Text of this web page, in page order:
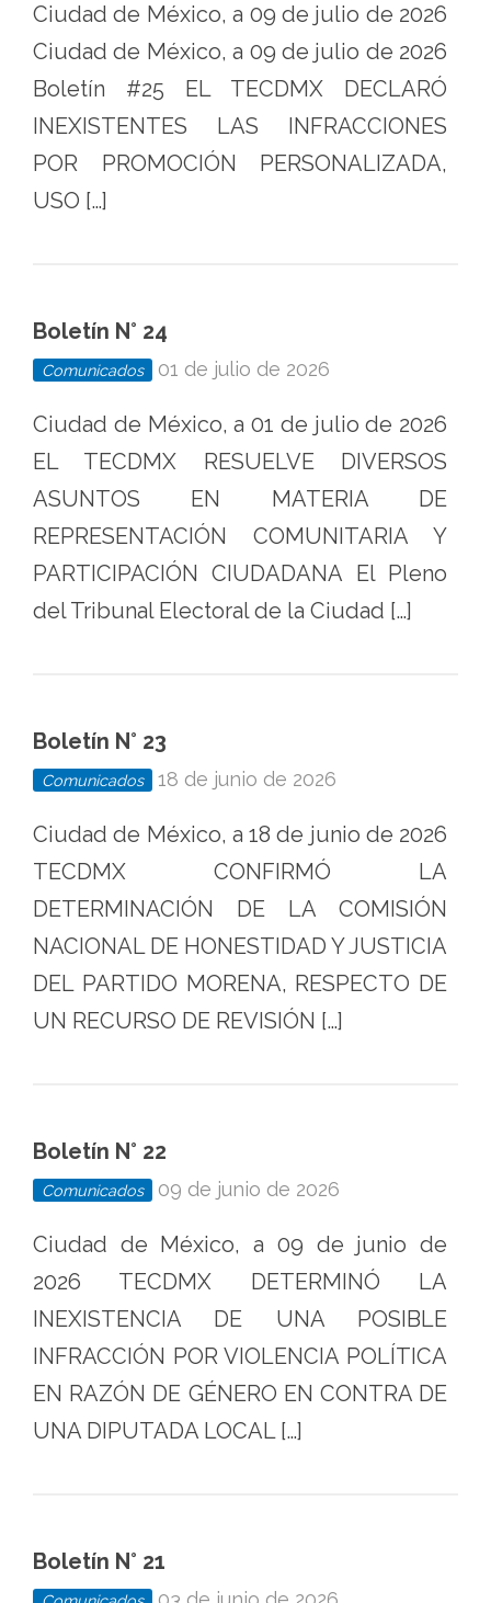
Ciudad de México, a 09 de julio de 2026
Ciudad de México, a 09 de julio de 2026
Boletín #25 EL TECDMX DECLARÓ
INEXISTENTES LAS INFRACCIONES
POR PROMOCIÓN PERSONALIZADA,
USO […]
Boletín N° 24
Comunicados 01 de julio de 2026
Ciudad de México, a 01 de julio de 2026
EL TECDMX RESUELVE DIVERSOS
ASUNTOS EN MATERIA DE
REPRESENTACIÓN COMUNITARIA Y
PARTICIPACIÓN CIUDADANA El Pleno
del Tribunal Electoral de la Ciudad […]
Boletín N° 23
Comunicados 18 de junio de 2026
Ciudad de México, a 18 de junio de 2026
TECDMX CONFIRMÓ LA
DETERMINACIÓN DE LA COMISIÓN
NACIONAL DE HONESTIDAD Y JUSTICIA
DEL PARTIDO MORENA, RESPECTO DE
UN RECURSO DE REVISIÓN […]
Boletín N° 22
Comunicados 09 de junio de 2026
Ciudad de México, a 09 de junio de
2026 TECDMX DETERMINÓ LA
INEXISTENCIA DE UNA POSIBLE
INFRACCIÓN POR VIOLENCIA POLÍTICA
EN RAZÓN DE GÉNERO EN CONTRA DE
UNA DIPUTADA LOCAL […]
Boletín N° 21